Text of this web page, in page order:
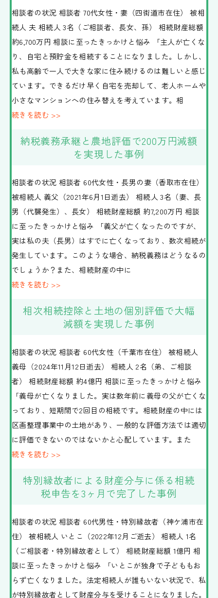
お問い合わせはこちら
相談者の状況 相談者 70代女性・妻（四街道市在住） 被相
続人 夫 相続人 3名（ご相談者、長女、孫） 相続財産総額
約6,700万円 相談に至ったきっかけと悩み 「主人が亡くな
り、自宅と預貯金を相続することになりました。しかし、
私も高齢で一人で大きな家に住み続けるのは難しいと感じ
ています。できるだけ早く自宅を売却して、老人ホームや
小さなマンションへの住み替えを考えています。相
続きを読む >>
納税義務承継と農地評価で200万円減額
を実現した事例
相談者の状況 相談者 60代女性・長男の妻（香取市在住）
被相続人 義父（2021年6月1日逝去） 相続人 3名（妻、長
男（代襲発生）、長女） 相続財産総額 約7,200万円 相談
に至ったきっかけと悩み 「義父が亡くなったのですが、
実は私の夫（長男）はすでに亡くなっており、数次相続が
発生しています。このような場合、納税義務はどうなるの
でしょうか？また、相続財産の中に
続きを読む >>
相次相続控除と土地の個別評価で大幅
減額を実現した事例
相談者の状況 相談者 60代女性（千葉市在住） 被相続人
義母（2024年11月12日逝去） 相続人 2名（弟、ご相談
者） 相続財産総額 約4億円 相談に至ったきっかけと悩み
「義母が亡くなりました。実は数年前に義母の父が亡くな
っており、短期間で2回目の相続です。相続財産の中には
区画整理事業中の土地があり、一般的な評価方法では適切
に評価できないのではないかと心配しています。また
続きを読む >>
特別縁故者による財産分与に係る相続
税申告を3ヶ月で完了した事例
相談者の状況 相談者 60代男性・特別縁故者（神ケ浦市在
住） 被相続人 いとこ（2022年12月ご逝去） 相続人 1名
（ご相談者・特別縁故者として） 相続財産総額 1億円 相
談に至ったきっかけと悩み 「いとこが独身で子どももお
らず亡くなりました。法定相続人が誰もいない状況で、私
が特別縁故者として財産分与を受けることになりました。